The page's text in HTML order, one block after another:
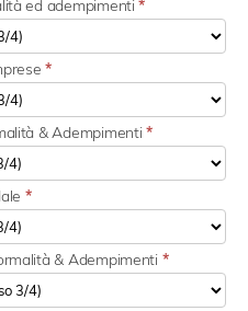
ed adempimenti*
*
& Adempimenti*
*
& Adempimenti *